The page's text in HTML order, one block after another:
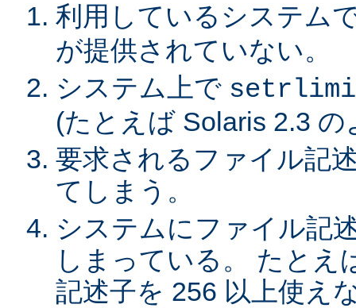
利用しているシステム
が提供されていない。
システム上で
(たとえば Solaris 2.3 の
要求されるファイル記
てしまう。
システムにファイル記
しまっている。 たとえ
記述子を 256 以上使え